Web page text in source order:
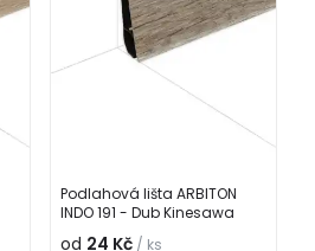
Podlahová lišta ARBITON
INDO 191 - Dub Kinesawa
od 24 Kč / ks